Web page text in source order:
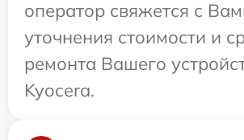
оператор свяжется с
уточнения стоимости и
ремонта Вашего
Kyocera.